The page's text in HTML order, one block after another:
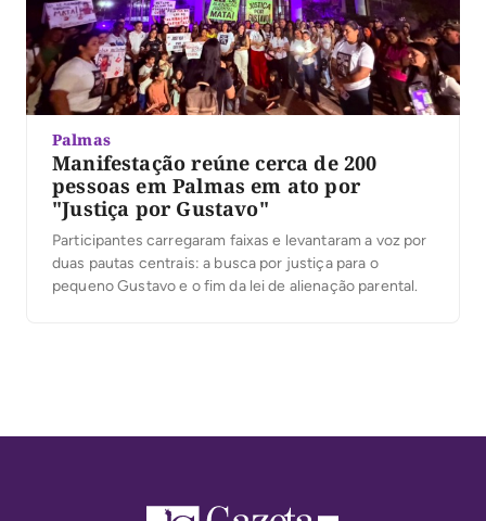
Palmas
Manifestação reúne cerca de 200
pessoas em Palmas em ato por
"Justiça por Gustavo"
Participantes carregaram faixas e levantaram a voz por
duas pautas centrais: a busca por justiça para o
pequeno Gustavo e o fim da lei de alienação parental.